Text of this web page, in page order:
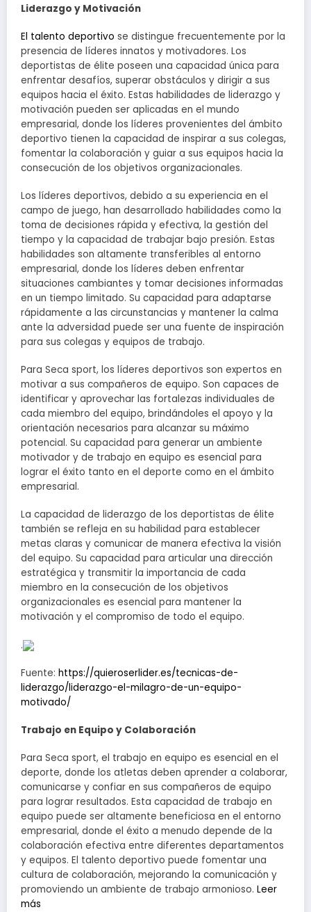
Liderazgo y Motivación
El talento deportivo se distingue frecuentemente por la
presencia de líderes innatos y motivadores. Los
deportistas de élite poseen una capacidad única para
enfrentar desafíos, superar obstáculos y dirigir a sus
equipos hacia el éxito. Estas habilidades de liderazgo y
motivación pueden ser aplicadas en el mundo
empresarial, donde los líderes provenientes del ámbito
deportivo tienen la capacidad de inspirar a sus colegas,
fomentar la colaboración y guiar a sus equipos hacia la
consecución de los objetivos organizacionales.
Los líderes deportivos, debido a su experiencia en el
campo de juego, han desarrollado habilidades como la
toma de decisiones rápida y efectiva, la gestión del
tiempo y la capacidad de trabajar bajo presión. Estas
habilidades son altamente transferibles al entorno
empresarial, donde los líderes deben enfrentar
situaciones cambiantes y tomar decisiones informadas
en un tiempo limitado. Su capacidad para adaptarse
rápidamente a las circunstancias y mantener la calma
ante la adversidad puede ser una fuente de inspiración
para sus colegas y equipos de trabajo.
Para Seca sport, los líderes deportivos son expertos en
motivar a sus compañeros de equipo. Son capaces de
identificar y aprovechar las fortalezas individuales de
cada miembro del equipo, brindándoles el apoyo y la
orientación necesarios para alcanzar su máximo
potencial. Su capacidad para generar un ambiente
motivador y de trabajo en equipo es esencial para
lograr el éxito tanto en el deporte como en el ámbito
empresarial.
La capacidad de liderazgo de los deportistas de élite
también se refleja en su habilidad para establecer
metas claras y comunicar de manera efectiva la visión
del equipo. Su capacidad para articular una dirección
estratégica y transmitir la importancia de cada
miembro en la consecución de los objetivos
organizacionales es esencial para mantener la
motivación y el compromiso de todo el equipo.
.
Fuente: https://quieroserlider.es/tecnicas-de-
liderazgo/liderazgo-el-milagro-de-un-equipo-
motivado/
Trabajo en Equipo y Colaboración
Para Seca sport, el trabajo en equipo es esencial en el
deporte, donde los atletas deben aprender a colaborar,
comunicarse y confiar en sus compañeros de equipo
para lograr resultados. Esta capacidad de trabajo en
equipo puede ser altamente beneficiosa en el entorno
empresarial, donde el éxito a menudo depende de la
colaboración efectiva entre diferentes departamentos
y equipos. El talento deportivo puede fomentar una
cultura de colaboración, mejorando la comunicación y
promoviendo un ambiente de trabajo armonioso. Leer
más